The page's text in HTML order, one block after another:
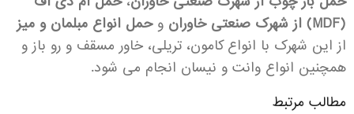
(MDF) از شهرک صنعتی خاوران
وحمل انواع مبلمان و میز
از این شهرک با انواع کامون، تریلی، خاور مسقف و رو باز و
همچنین انواع وانت و نیسان انجام می شود.
مطالب مرتبط